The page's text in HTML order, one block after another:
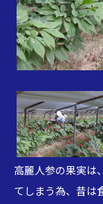
高麗人参の果実は
てしまう為、昔は